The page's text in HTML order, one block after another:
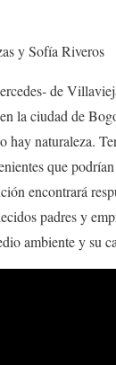
y Sofía Riveros
de
la ciudad de
hay naturaleza.
que
encontrará
padres y
ambiente y su